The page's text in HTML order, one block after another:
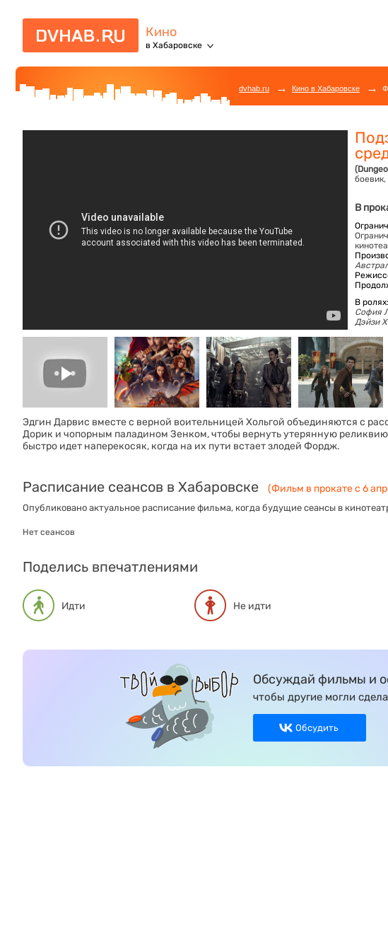
Кино
в Хабаровске
dvhab.ru → Кино в Хабаровске →
В
В ролях:
София
Дэйзи
Эдгин Дарвис вместе с верной воительницей Хольгой объединяются с
Дорик и чопорным паладином Зенком, чтобы вернуть утерянную
быстро идет наперекосяк, когда на их пути встает злодей Фордж.
Расписание сеансов в Хабаровске (Фильм в прокате с 6
Опубликовано актуальное расписание фильма, когда будущие сеансы в
Нет сеансов
Поделись впечатлениями
Идти Не идти
Обсуждай фильмы и
чтобы другие могли
Обсудить